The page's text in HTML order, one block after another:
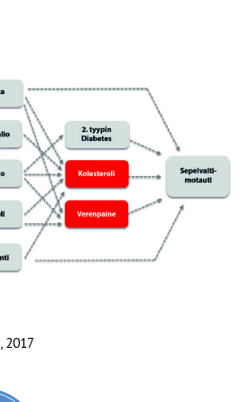
, 2017